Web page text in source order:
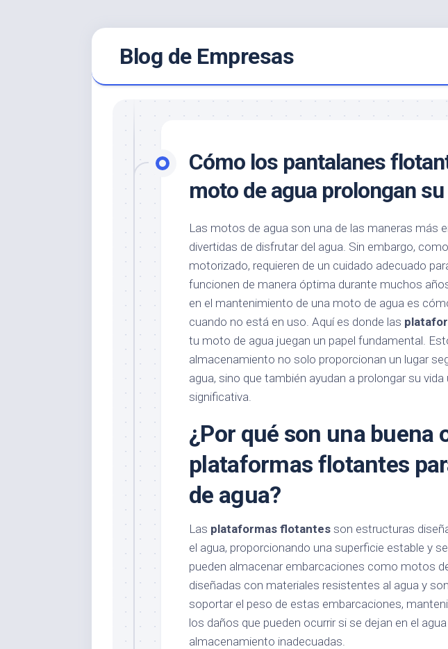
Blog de Empresas
Cómo los pantalanes
moto de agua prolongan
Las motos de agua son una de las maneras más
divertidas de disfrutar del agua. Sin embargo,
motorizado, requieren de un cuidado adecuado
funcionen de manera óptima durante muchos
en el mantenimiento de una moto de agua es
cuando no está en uso. Aquí es donde las
tu moto de agua juegan un papel fundamental.
almacenamiento no solo proporcionan un lugar
agua, sino que también ayudan a prolongar su
significativa.
¿Por qué son una buena
plataformas flotantes
de agua?
Las plataformas flotantes son estructuras
el agua, proporcionando una superficie estable y
pueden almacenar embarcaciones como motos
diseñadas con materiales resistentes al agua y
soportar el peso de estas embarcaciones,
los daños que pueden ocurrir si se dejan en el
almacenamiento inadecuadas.